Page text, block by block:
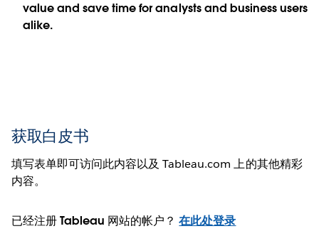
value and save time for analysts and business users
alike.
获取白皮书
填写表单即可访问此内容以及 Tableau.com 上的其他精彩
内容。
已经注册 Tableau 网站的帐户？在此处登录